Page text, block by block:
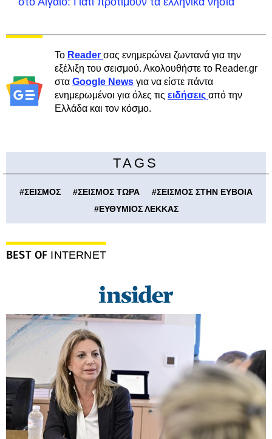
Το Reader σας ενημερώνει ζωντανά για την
εξέλιξη του σεισμού. Ακολουθήστε το Reader.gr
στα Google News για να είστε πάντα
ενημερωμένοι για όλες τις ειδήσεις από την
Ελλάδα και τον κόσμο.
TAGS
#ΣΕΙΣΜΟΣ #ΣΕΙΣΜΟΣ ΤΩΡΑ #ΣΕΙΣΜΟΣ ΣΤΗΝ ΕΥΒΟΙΑ
#ΕΥΘΥΜΙΟΣ ΛΕΚΚΑΣ
BEST OF INTERNET